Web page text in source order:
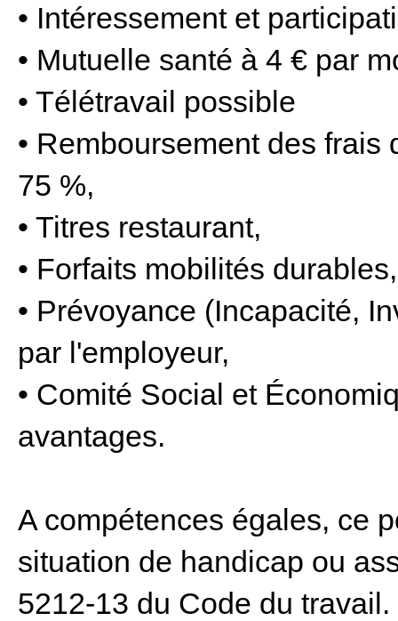
• Intéressement et
• Mutuelle santé à 4 € par
• Télétravail possible
• Remboursement des
75 %,
• Titres restaurant,
• Forfaits mobilités durables,
• Prévoyance (Incapacité,
par l'employeur,
• Comité Social et
avantages.
A compétences égales, ce
situation de handicap ou
5212-13 du Code du